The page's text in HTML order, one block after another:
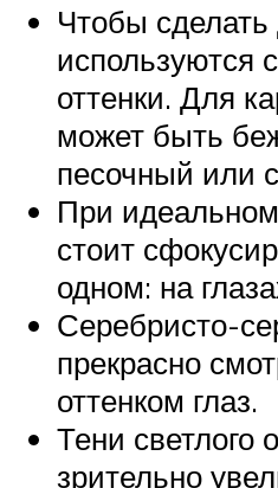
Чтобы
используются
оттенки. Для
может быть
песочный или
При
стоит
одном: на
Серебристо-
прекрасно
оттенком глаз.
Тени светлого
зрительно